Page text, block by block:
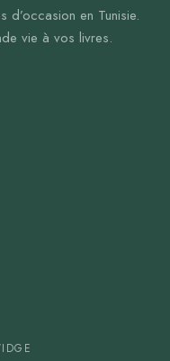
en Tunisie.
vie à vos livres.